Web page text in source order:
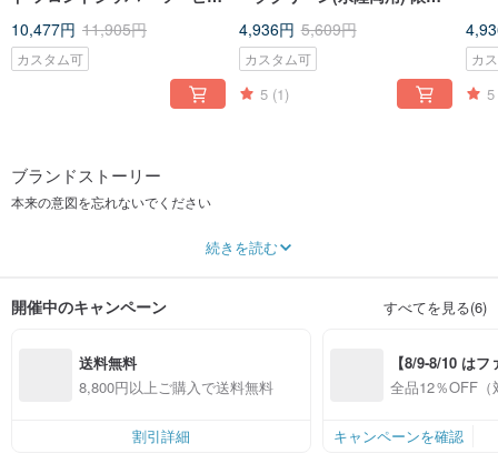
10,477円 11,905円
カスタム可
4,936円 5,609円
カスタム可
5 (1)
カ
5
ブランドストーリー
本来の意図を忘れないでください
泳大会や水泳イベントに参加し、選手やプロのコーチの支持と支持を獲得しま
また、機能的なカジュアルウェアも発売しています。商品には、アンチUV冷却
ウィンドブレーカー、長袖および半袖のPOLOシャツ、Tシャツ、リズムスペシ
ャルが含まれます。デザインの美しさと優れた快適性を強調した、シリアル化
ロテクションギアなどは、消費者に広く認識されています。
続きを読む
開催中のキャンペーン すべてを見る(6)
送料無料
8,800円以上ご購入で送料無料
割引詳細
【8/9-8/10 は
員感謝デー】対
プ全品12%OFF
全品12％OFF（
キャンペーンを確認